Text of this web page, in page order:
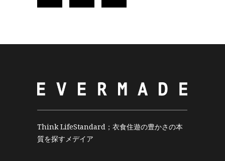
Think LifeStandard；衣食住遊の豊かさの本
質を探すメデイア